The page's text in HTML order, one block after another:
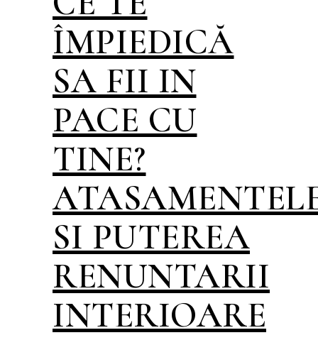
ÎMPIEDICĂ
SA FII IN
PACE CU
TINE?
SI PUTEREA
RENUNTARII
INTERIOARE